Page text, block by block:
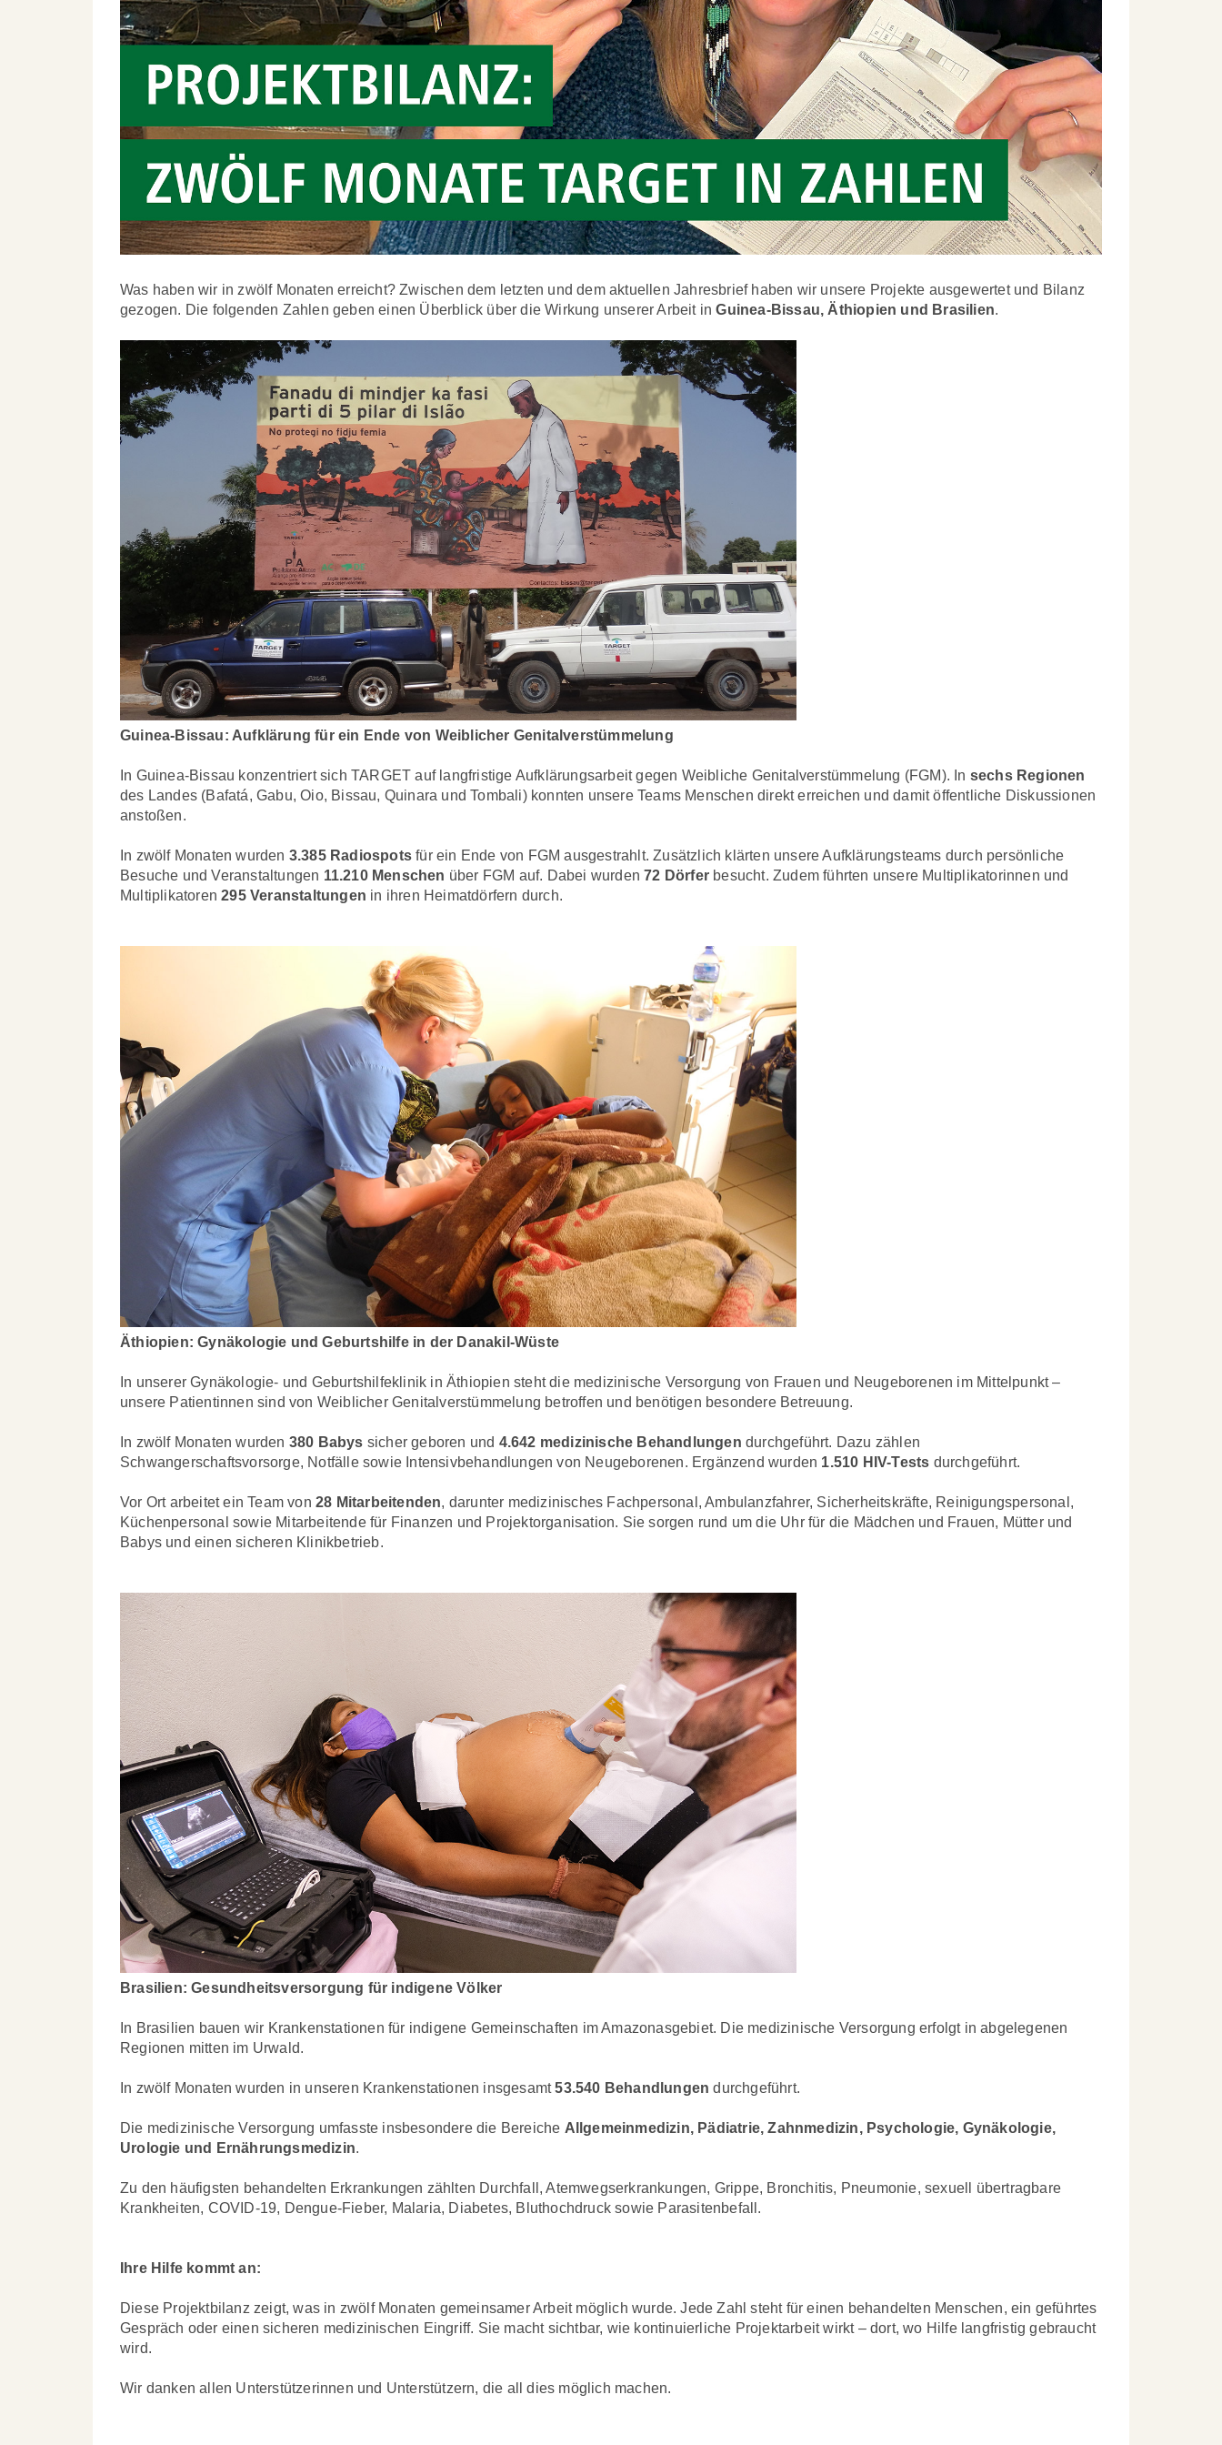
Was haben wir in zwölf Monaten erreicht? Zwischen dem letzten und dem aktuellen Jahresbrief haben wir unsere Projekte ausgewertet und Bilanz
gezogen. Die folgenden Zahlen geben einen Überblick über die Wirkung unserer Arbeit inGuinea-Bissau, Äthiopien und Brasilien.
Guinea-Bissau: Aufklärung für ein Ende von Weiblicher Genitalverstümmelung
In Guinea-Bissau konzentriert sich TARGET auf langfristige Aufklärungsarbeit gegen Weibliche Genitalverstümmelung (FGM). In sechs Regionen
des Landes (Bafatá, Gabu, Oio, Bissau, Quinara und Tombali) konnten unsere Teams Menschen direkt erreichen und damit öffentliche Diskussionen
anstoßen.
In zwölf Monaten wurden 3.385 Radiospots für ein Ende von FGM ausgestrahlt. Zusätzlich klärten unsere Aufklärungsteams durch persönliche
Besuche und Veranstaltungen 11.210 Menschen über FGM auf. Dabei wurden72 Dörfer besucht. Zudem führten unsere Multiplikatorinnen und
Multiplikatoren295 Veranstaltungen in ihren Heimatdörfern durch.
Äthiopien: Gynäkologie und Geburtshilfe in der Danakil-Wüste
In unserer Gynäkologie- und Geburtshilfeklinik in Äthiopien steht die medizinische Versorgung von Frauen und Neugeborenen im Mittelpunkt –
unsere Patientinnen sind von Weiblicher Genitalverstümmelung betroffen und benötigen besondere Betreuung.
In zwölf Monaten wurden 380 Babys sicher geboren und 4.642 medizinische Behandlungen durchgeführt. Dazu zählen
Schwangerschaftsvorsorge, Notfälle sowie Intensivbehandlungen von Neugeborenen. Ergänzend wurden 1.510 HIV-Tests durchgeführt.
Vor Ort arbeitet ein Team von 28 Mitarbeitenden, darunter medizinisches Fachpersonal, Ambulanzfahrer, Sicherheitskräfte, Reinigungspersonal,
Küchenpersonal sowie Mitarbeitende für Finanzen und Projektorganisation. Sie sorgen rund um die Uhr für die Mädchen und Frauen, Mütter und
Babys und einen sicheren Klinikbetrieb.
Brasilien: Gesundheitsversorgung für indigene Völker
In Brasilien bauen wir Krankenstationen für indigene Gemeinschaften im Amazonasgebiet. Die medizinische Versorgung erfolgt in abgelegenen
Regionen mitten im Urwald.
In zwölf Monaten wurden in unseren Krankenstationen insgesamt53.540 Behandlungen durchgeführt.
Die medizinische Versorgung umfasste insbesondere die Bereiche Allgemeinmedizin, Pädiatrie, Zahnmedizin, Psychologie, Gynäkologie,
Urologie und Ernährungsmedizin.
Zu den häufigsten behandelten Erkrankungen zählten Durchfall, Atemwegserkrankungen, Grippe, Bronchitis, Pneumonie, sexuell übertragbare
Krankheiten, COVID-19, Dengue-Fieber, Malaria, Diabetes, Bluthochdruck sowie Parasitenbefall.
Ihre Hilfe kommt an:
Diese Projektbilanz zeigt, was in zwölf Monaten gemeinsamer Arbeit möglich wurde. Jede Zahl steht für einen behandelten Menschen, ein geführtes
Gespräch oder einen sicheren medizinischen Eingriff. Sie macht sichtbar, wie kontinuierliche Projektarbeit wirkt – dort, wo Hilfe langfristig gebraucht
wird.
Wir danken allen Unterstützerinnen und Unterstützern, die all dies möglich machen.